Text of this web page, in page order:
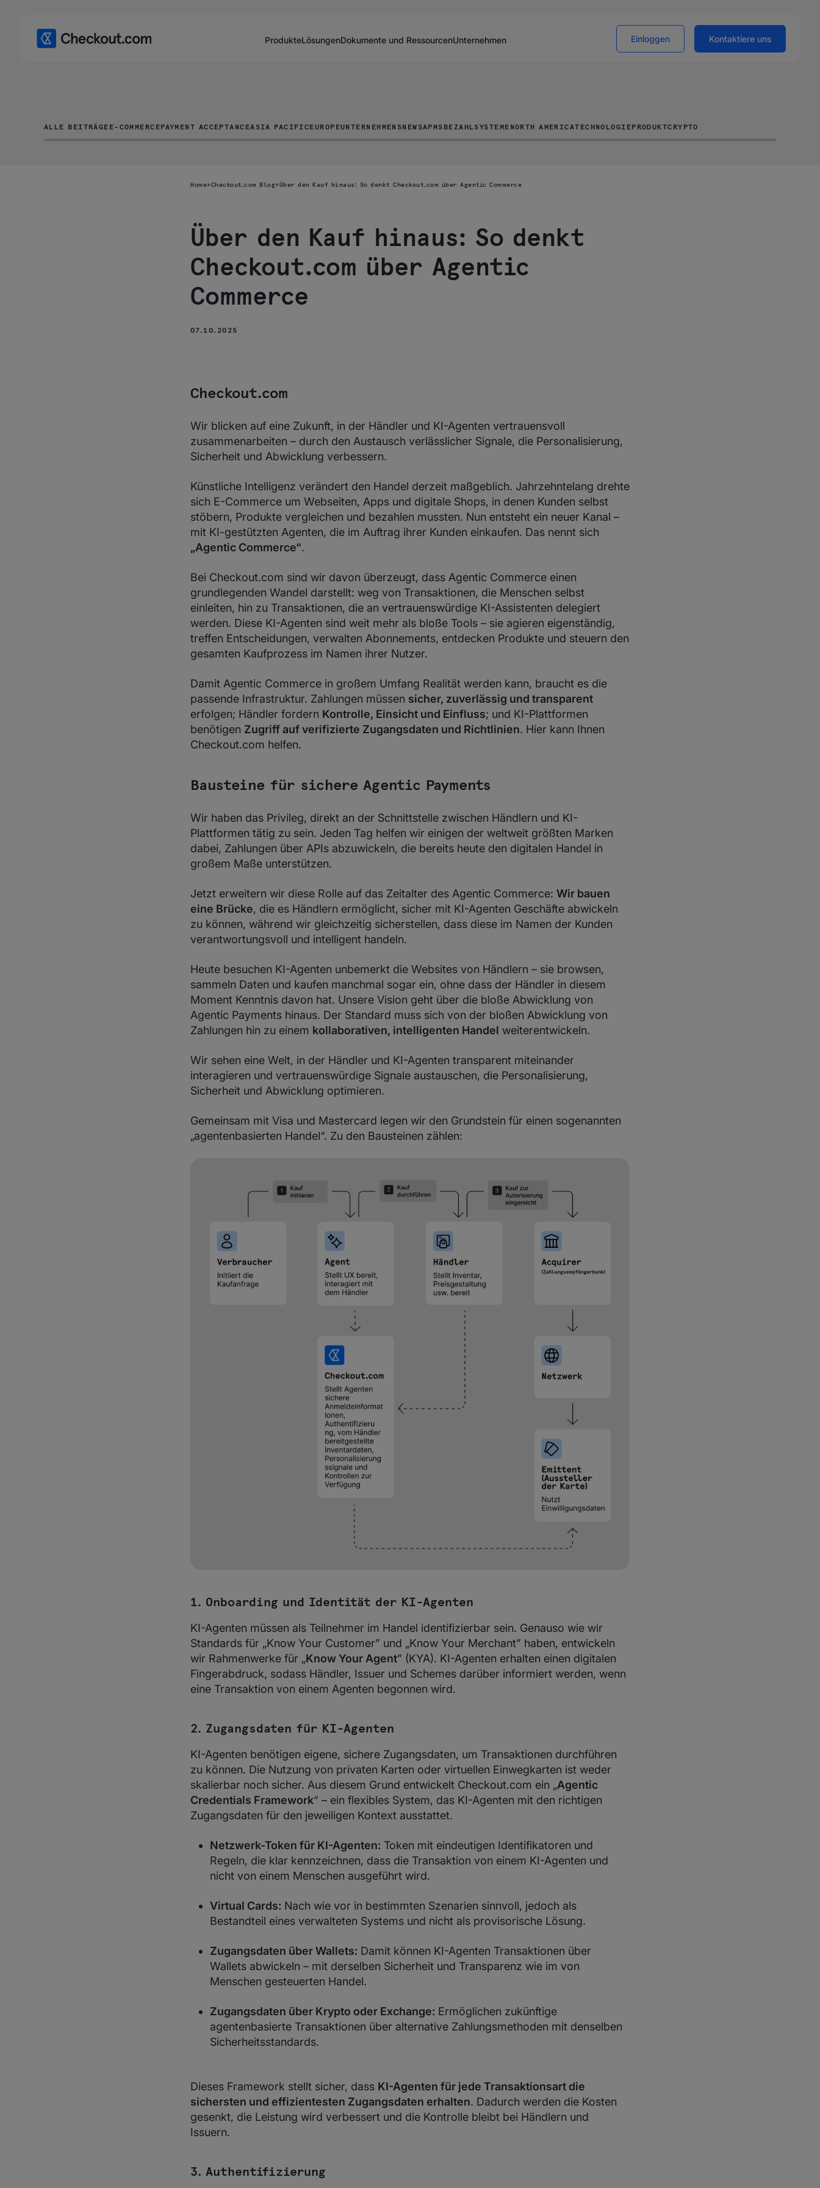
ProdukteLösungenDokumente und RessourcenUnternehmen Einloggen Kontaktiere uns
ALLE BEITRÄGE E-COMMERCE PAYMENT ACCEPTANCEASIA PACIFIC EUROPEUNTERNEHMENSNEWSAPMS BEZAHLSYSTEME NORTH AMERICATECHNOLOGIE PRODUKTCRYPTO
Home> Checkout.com Blog> Über den Kauf hinaus: So denkt Checkout.com über Agentic Commerce
Über den Kauf hinaus: So denkt
Checkout.com über Agentic
Commerce
07.10.2025
Checkout.com
Wir blicken auf eine Zukunft, in der Händler und KI-Agenten vertrauensvoll
zusammenarbeiten – durch den Austausch verlässlicher Signale, die Personalisierung,
Sicherheit und Abwicklung verbessern.
Künstliche Intelligenz verändert den Handel derzeit maßgeblich. Jahrzehntelang drehte
sich E-Commerce um Webseiten, Apps und digitale Shops, in denen Kunden selbst
stöbern, Produkte vergleichen und bezahlen mussten. Nun entsteht ein neuer Kanal –
mit KI-gestützten Agenten, die im Auftrag ihrer Kunden einkaufen. Das nennt sich
„Agentic Commerce“.
Bei Checkout.com sind wir davon überzeugt, dass Agentic Commerce einen
grundlegenden Wandel darstellt: weg von Transaktionen, die Menschen selbst
einleiten, hin zu Transaktionen, die an vertrauenswürdige KI-Assistenten delegiert
werden. Diese KI-Agenten sind weit mehr als bloße Tools – sie agieren eigenständig,
treffen Entscheidungen, verwalten Abonnements, entdecken Produkte und steuern den
gesamten Kaufprozess im Namen ihrer Nutzer.
Damit Agentic Commerce in großem Umfang Realität werden kann, braucht es die
passende Infrastruktur. Zahlungen müssen sicher, zuverlässig und transparent
erfolgen; Händler fordern Kontrolle, Einsicht und Einfluss; und KI-Plattformen
benötigen Zugriff auf verifizierte Zugangsdaten und Richtlinien. Hier kann Ihnen
Checkout.com helfen.
Bausteine für sichere Agentic Payments
Wir haben das Privileg, direkt an der Schnittstelle zwischen Händlern und KI-
Plattformen tätig zu sein. Jeden Tag helfen wir einigen der weltweit größten Marken
dabei, Zahlungen über APIs abzuwickeln, die bereits heute den digitalen Handel in
großem Maße unterstützen.
Jetzt erweitern wir diese Rolle auf das Zeitalter des Agentic Commerce: Wir bauen
eine Brücke, die es Händlern ermöglicht, sicher mit KI-Agenten Geschäfte abwickeln
zu können, während wir gleichzeitig sicherstellen, dass diese im Namen der Kunden
verantwortungsvoll und intelligent handeln.
Heute besuchen KI-Agenten unbemerkt die Websites von Händlern – sie browsen,
sammeln Daten und kaufen manchmal sogar ein, ohne dass der Händler in diesem
Moment Kenntnis davon hat. Unsere Vision geht über die bloße Abwicklung von
Agentic Payments hinaus. Der Standard muss sich von der bloßen Abwicklung von
Zahlungen hin zu einem kollaborativen, intelligenten Handel weiterentwickeln.
Wir sehen eine Welt, in der Händler und KI-Agenten transparent miteinander
interagieren und vertrauenswürdige Signale austauschen, die Personalisierung,
Sicherheit und Abwicklung optimieren.
Gemeinsam mit Visa und Mastercard legen wir den Grundstein für einen sogenannten
„agentenbasierten Handel“. Zu den Bausteinen zählen:
1. Onboarding und Identität der KI-Agenten
KI-Agenten müssen als Teilnehmer im Handel identifizierbar sein. Genauso wie wir
Standards für „Know Your Customer” und „Know Your Merchant” haben, entwickeln
wir Rahmenwerke für „Know Your Agent” (KYA). KI-Agenten erhalten einen digitalen
Fingerabdruck, sodass Händler, Issuer und Schemes darüber informiert werden, wenn
eine Transaktion von einem Agenten begonnen wird.
2. Zugangsdaten für KI-Agenten
KI-Agenten benötigen eigene, sichere Zugangsdaten, um Transaktionen durchführen
zu können. Die Nutzung von privaten Karten oder virtuellen Einwegkarten ist weder
skalierbar noch sicher. Aus diesem Grund entwickelt Checkout.com ein „Agentic
Credentials Framework“ – ein flexibles System, das KI-Agenten mit den richtigen
Zugangsdaten für den jeweiligen Kontext ausstattet.
Netzwerk-Token für KI-Agenten: Token mit eindeutigen Identifikatoren und
Regeln, die klar kennzeichnen, dass die Transaktion von einem KI-Agenten und
nicht von einem Menschen ausgeführt wird.
Virtual Cards: Nach wie vor in bestimmten Szenarien sinnvoll, jedoch als
Bestandteil eines verwalteten Systems und nicht als provisorische Lösung.
Zugangsdaten über Wallets: Damit können KI-Agenten Transaktionen über
Wallets abwickeln – mit derselben Sicherheit und Transparenz wie im von
Menschen gesteuerten Handel.
Zugangsdaten über Krypto oder Exchange: Ermöglichen zukünftige
agentenbasierte Transaktionen über alternative Zahlungsmethoden mit denselben
Sicherheitsstandards.
Dieses Framework stellt sicher, dass KI-Agenten für jede Transaktionsart die
sichersten und effizientesten Zugangsdaten erhalten. Dadurch werden die Kosten
gesenkt, die Leistung wird verbessert und die Kontrolle bleibt bei Händlern und
Issuern.
3. Authentifizierung